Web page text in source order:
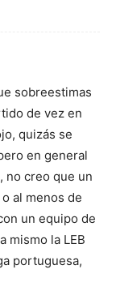
sobreestimas
de vez en
quizás se
en general
no creo que un
al menos de
un equipo de
mismo la LEB
portuguesa,